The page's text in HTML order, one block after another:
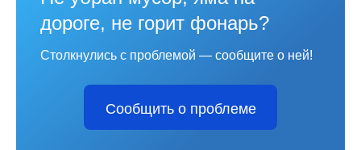
дороге, не горит фонарь?
Столкнулись с проблемой — сообщите о ней!
Сообщить о проблеме